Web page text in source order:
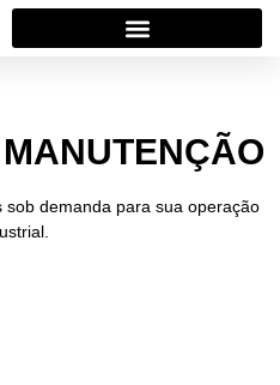
MANUTENÇÃO
demanda para sua operação